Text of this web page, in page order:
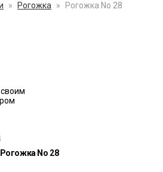
» Рогожка » Рогожка No 28
своим
Рогожка No 28